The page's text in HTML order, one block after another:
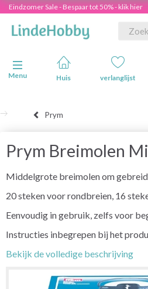
Eindzomer Sale - Bespaar tot 50% - klik hier
Navigatie in-/uitschakelen
Menu
Huis verlanglijst
Prym
Prym Breimolen
Middelgrote breimolen om
20 steken voor rondbreien, 16
Eenvoudig in gebruik, zelfs voor
Instructies inbegrepen bij het
Bekijk de volledige beschrijving